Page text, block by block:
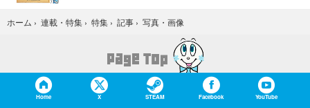
ホーム › 連載・特集 › 特集 › 記事 › 写真・画像
Home X STEAM Facebook YouTube